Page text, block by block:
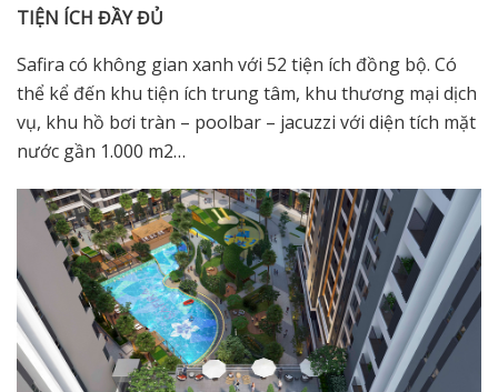
TIỆN ÍCH ĐẦY ĐỦ
Safira có không gian xanh với 52 tiện ích đồng bộ. Có
thể kể đến khu tiện ích trung tâm, khu thương mại dịch
vụ, khu hồ bơi tràn – poolbar – jacuzzi với diện tích mặt
nước gần 1.000 m2…